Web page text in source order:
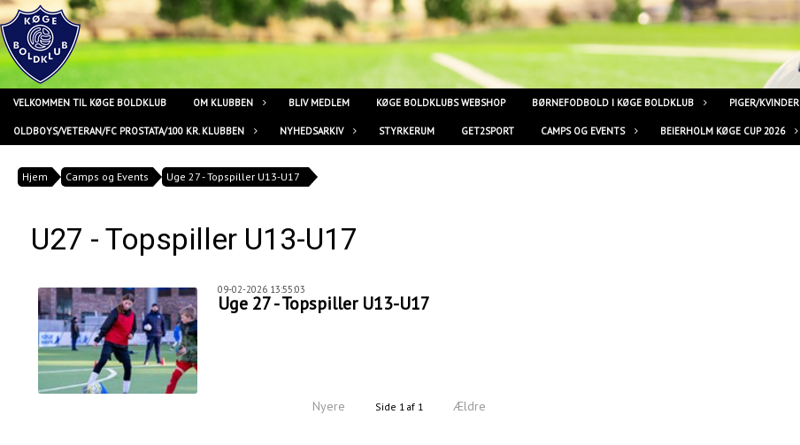
VELKOMMEN TIL KØGE BOLDKLUB OM KLUBBEN BLIV MEDLEM KØGE BOLDKLUBS WEBSHOP BØRNEFODBOLD I KØGE BOLDKLUB PIGER/KVINDER
OLDBOYS/VETERAN/FC PROSTATA/100 KR. KLUBBEN NYHEDSARKIV STYRKERUM GET2SPORT CAMPS OG EVENTS BEIERHOLM KØGE CUP 2026
Hjem Camps og Events Uge 27 - Topspiller U13-U17
U27 - Topspiller U13-U17
09-02-2026 13:55:03
Uge 27 - Topspiller U13-U17
Nyere Side 1 af 1 Ældre